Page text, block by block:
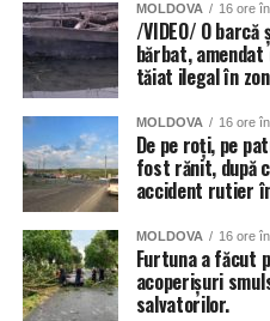
MOLDOVA 16 ore
/VIDEO/ O
bărbat,
tăiat ilegal în
MOLDOVA 16 ore
De pe roți, pe
fost rănit, după
accident rutier
MOLDOVA 16 ore
Furtuna a făcut
acoperișuri
salvatorilor.